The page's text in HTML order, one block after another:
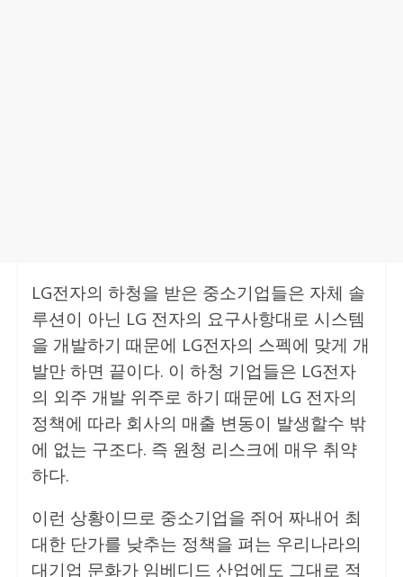
LG전자의 하청을 받은 중소기업들은 자체 솔
루션이 아닌 LG 전자의 요구사항대로 시스템
을 개발하기 때문에 LG전자의 스펙에 맞게 개
발만 하면 끝이다. 이 하청 기업들은 LG전자
의 외주 개발 위주로 하기 때문에 LG 전자의
정책에 따라 회사의 매출 변동이 발생할수 밖
에 없는 구조다. 즉 원청 리스크에 매우 취약
하다.
이런 상황이므로 중소기업을 쥐어 짜내어 최
대한 단가를 낮추는 정책을 펴는 우리나라의
대기업 문화가 임베디드 산업에도 그대로 적